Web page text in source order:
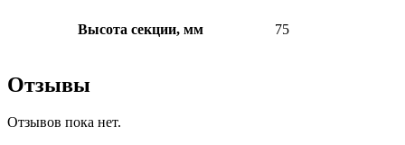
Высота секции, мм 75
Отзывы
Отзывов пока нет.